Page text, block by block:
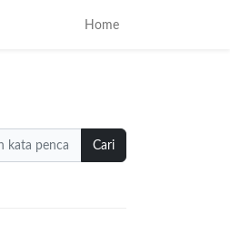
Home
Cari